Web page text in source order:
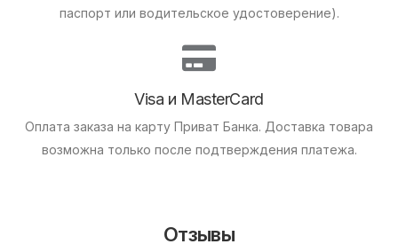
паспорт или водительское удостоверение).
Visa и MasterCard
Оплата заказа на карту Приват Банка. Доставка товара
возможна только после подтверждения платежа.
Отзывы